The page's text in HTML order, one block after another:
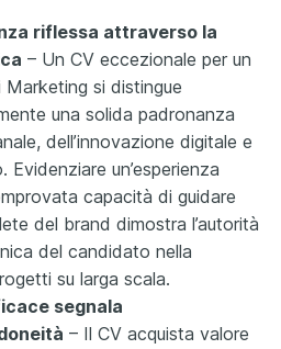
riflessa attraverso la
– Un CV eccezionale per un
si distingue
una solida padronanza
dell’innovazione digitale e
Evidenziare un’esperienza
capacità di guidare
del brand dimostra l’autorità
del candidato nella
su larga scala.
segnala
– Il CV acquista valore